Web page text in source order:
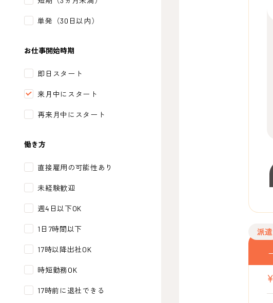
単発（30日以内）
お仕事開始時期
即日スタート
来月中にスタート
再来月中にスタート
働き方
直接雇用の可能性あり
未経験歓迎
週4日以下OK
1日7時間以下
17時以降出社OK
時短勤務OK
17時前に退社できる
派遣